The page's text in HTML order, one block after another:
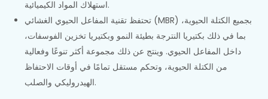
استهلاك المواد الكيميائية.
تحتفظ تقنية المفاعل الحيوي الغشائي (MBR) بجميع الكتلة الحيوية،
بما في ذلك بكتيريا النترجة بطيئة النمو وبكتيريا تخزين الفوسفات،
داخل المفاعل الحيوي. وينتج عن ذلك مجموعة أكثر تنوعًا وفعالية
من الكتلة الحيوية، وتحكم مستقل تمامًا في أوقات الاحتفاظ
الهيدروليكي والصلب.